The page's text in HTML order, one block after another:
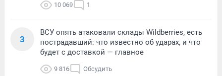
10 069 1
3
ВСУ опять атаковали склады Wildberries, есть
пострадавший: что известно об ударах, и что
будет с доставкой — главное
9 816 Обсудить